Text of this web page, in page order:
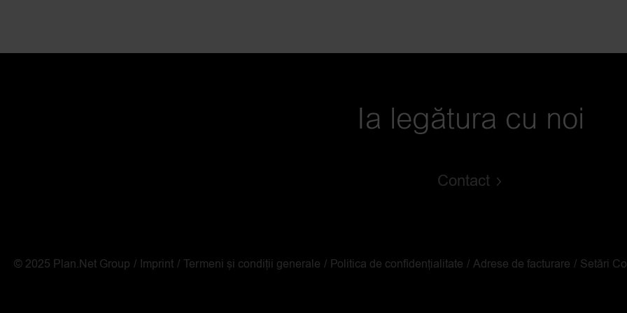
Ia legătura cu noi
Contact
© 2025 Plan.Net Group Imprint Termeni și condiții generale Politica de confidențialitate Adrese de facturare Setări